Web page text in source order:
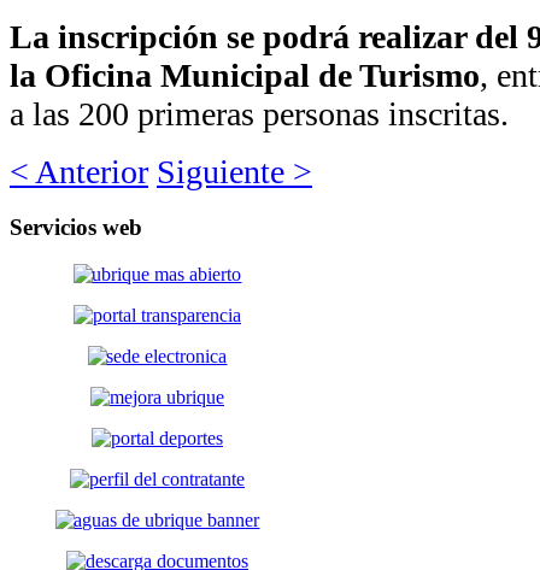
La inscripción se podrá realizar del
la Oficina Municipal de Turismo,
a las 200 primeras personas inscritas.
< Anterior Siguiente >
Servicios web